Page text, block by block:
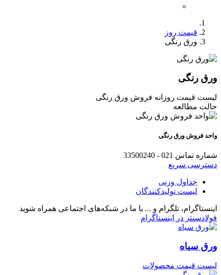
قیمت روز
ورق رنگی
ورق رنگی
لیست قیمت روزانه فروش ورق رنگی
حالت مطالعه
واحد فروش ورق رنگی
شماره‌ تماس 021 - 33500240
دسترسی سریع
جداول وزنی
لیست تولیدکنندگان
اینستاگرام، تلگرام و ... با ما در شبکه‌های اجتماعی همراه شوید
فولادسنتر در اینستاگرام
ورق سیاه
لیست قیمت محصولات